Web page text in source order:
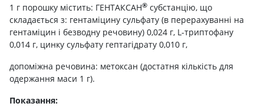
1 г порошку містить: ГЕНТАКСАН® субстанцію, що
складається з: гентаміцину сульфату (в перерахуванні на
гентаміцин і безводну речовину) 0,024 г, L-триптофану
0,014 г, цинку сульфату гептагідрату 0,010 г,
допоміжна речовина: метоксан (достатня кількість для
одержання маси 1 г).
Показання: